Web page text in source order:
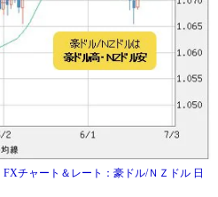
FXチャート＆レート：豪ドル/ＮＺドル 日